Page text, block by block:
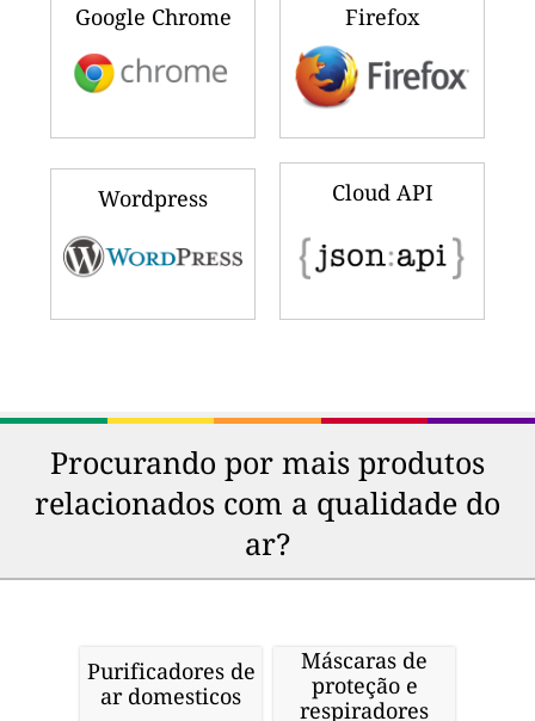
Google Chrome Firefox
Wordpress Cloud API
Procurando por mais produtos
relacionados com a qualidade do
ar?
Purificadores de
ar domesticos
Máscaras de
proteção e
respiradores